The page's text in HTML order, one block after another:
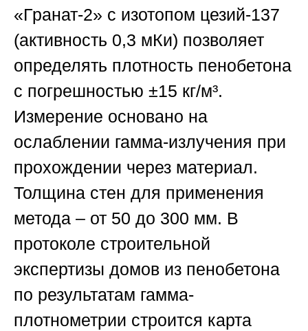
«Гранат-2» с изотопом цезий-137
(активность 0,3 мКи) позволяет
определять плотность пенобетона
с погрешностью ±15 кг/м³.
Измерение основано на
ослаблении гамма-излучения при
прохождении через материал.
Толщина стен для применения
метода – от 50 до 300 мм. В
протоколе строительной
экспертизы домов из пенобетона
по результатам гамма-
плотнометрии строится карта